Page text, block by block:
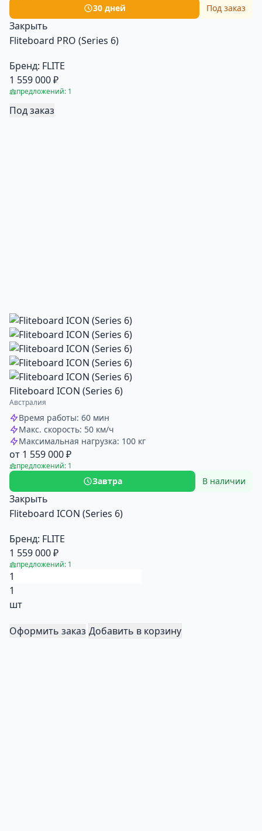
30 дней Под заказ
Закрыть
Fliteboard PRO (Series 6)
Бренд: FLITE
1 559 000 ₽
предложений: 1
Под заказ
Fliteboard ICON (Series 6)
Австралия
Время работы: 60 мин
Макс. скорость: 50 км/ч
Максимальная нагрузка: 100 кг
от 1 559 000 ₽
предложений: 1
Завтра В наличии
Закрыть
Fliteboard ICON (Series 6)
Бренд: FLITE
1 559 000 ₽
предложений: 1
1
шт
Оформить заказ Добавить в корзину